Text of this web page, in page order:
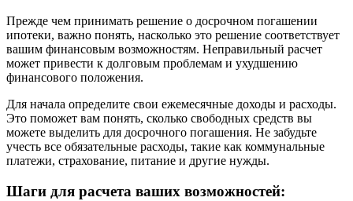
Прежде чем принимать решение о досрочном погашении
ипотеки, важно понять, насколько это решение соответствует
вашим финансовым возможностям. Неправильный расчет
может привести к долговым проблемам и ухудшению
финансового положения.
Для начала определите свои ежемесячные доходы и расходы.
Это поможет вам понять, сколько свободных средств вы
можете выделить для досрочного погашения. Не забудьте
учесть все обязательные расходы, такие как коммунальные
платежи, страхование, питание и другие нужды.
Шаги для расчета ваших возможностей: